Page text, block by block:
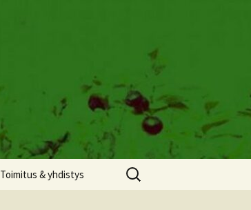
Toimitus & yhdistys
Haku: